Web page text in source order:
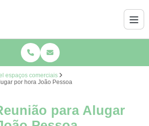
espaços comerciais
por hora João Pessoa
para Alugar